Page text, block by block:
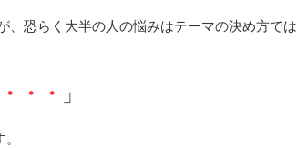
、恐らく大半の人の悩みはテーマの決め方では
・・ 」